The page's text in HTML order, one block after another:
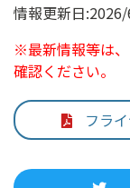
フラ
情報更新日
※最新情報等は
確認ください。